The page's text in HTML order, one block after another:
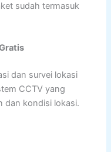
sudah termasuk
dan survei lokasi
CCTV yang
dan kondisi lokasi.